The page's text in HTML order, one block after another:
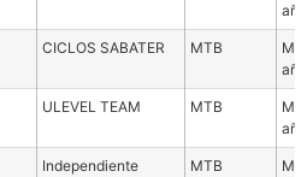
CICLOS SABATER MTB
ULEVEL TEAM MTB
Independiente MTB